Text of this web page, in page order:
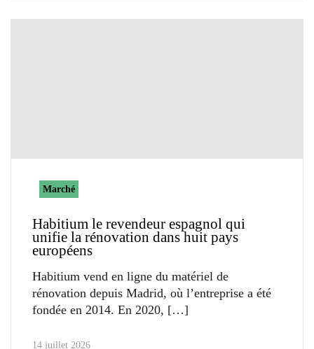
Marché
Habitium le revendeur espagnol qui
unifie la rénovation dans huit pays
européens
Habitium vend en ligne du matériel de
rénovation depuis Madrid, où l’entreprise a été
fondée en 2014. En 2020,
14 juillet 2026